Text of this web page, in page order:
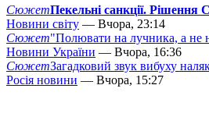
СюжетПекельні санкції.
Новини світу — Вчора, 23:14
Сюжет"Полювати на лучника, а не
Новини України — Вчора, 16:36
СюжетЗагадковий звук вибуху
Росія новини — Вчора, 15:27